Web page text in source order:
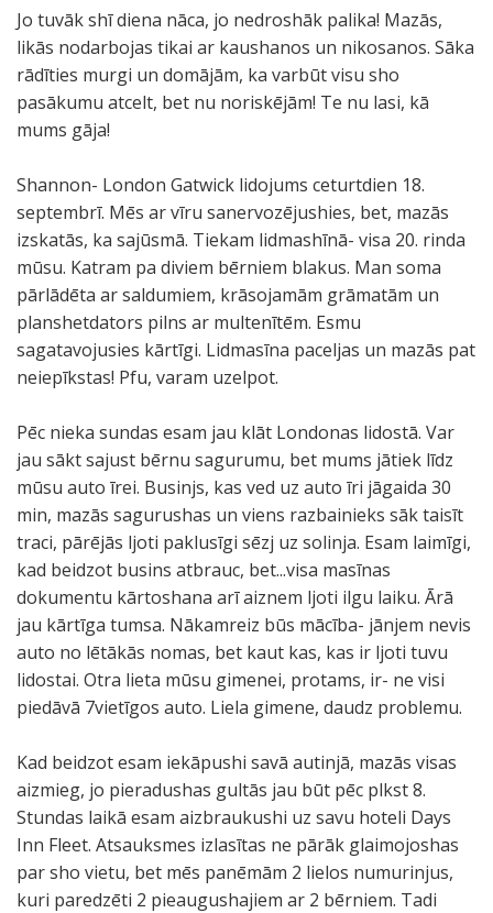
Jo tuvāk shī diena nāca, jo nedroshāk palika! Mazās,
likās nodarbojas tikai ar kaushanos un nikosanos. Sāka
rādīties murgi un domājām, ka varbūt visu sho
pasākumu atcelt, bet nu noriskējām! Te nu lasi, kā
mums gāja!
Shannon- London Gatwick lidojums ceturtdien 18.
septembrī. Mēs ar vīru sanervozējushies, bet, mazās
izskatās, ka sajūsmā. Tiekam lidmashīnā- visa 20. rinda
mūsu. Katram pa diviem bērniem blakus. Man soma
pārlādēta ar saldumiem, krāsojamām grāmatām un
planshetdators pilns ar multenītēm. Esmu
sagatavojusies kārtīgi. Lidmasīna paceljas un mazās pat
neiepīkstas! Pfu, varam uzelpot.
Pēc nieka sundas esam jau klāt Londonas lidostā. Var
jau sākt sajust bērnu sagurumu, bet mums jātiek līdz
mūsu auto īrei. Businjs, kas ved uz auto īri jāgaida 30
min, mazās sagurushas un viens razbainieks sāk taisīt
traci, pārējās ljoti paklusīgi sēzj uz solinja. Esam laimīgi,
kad beidzot busins atbrauc, bet...visa masīnas
dokumentu kārtoshana arī aiznem ljoti ilgu laiku. Ārā
jau kārtīga tumsa. Nākamreiz būs mācība- jānjem nevis
auto no lētākās nomas, bet kaut kas, kas ir ljoti tuvu
lidostai. Otra lieta mūsu gimenei, protams, ir- ne visi
piedāvā 7vietīgos auto. Liela gimene, daudz problemu.
Kad beidzot esam iekāpushi savā autinjā, mazās visas
aizmieg, jo pieradushas gultās jau būt pēc plkst 8.
Stundas laikā esam aizbraukushi uz savu hoteli Days
Inn Fleet. Atsauksmes izlasītas ne pārāk glaimojoshas
par sho vietu, bet mēs panēmām 2 lielos numurinjus,
kuri paredzēti 2 pieaugushajiem ar 2 bērniem. Tadi